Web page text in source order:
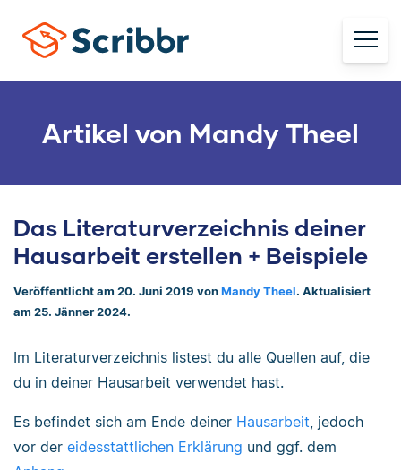
Artikel von Mandy Theel
Das Literaturverzeichnis deiner
Hausarbeit erstellen + Beispiele
Veröffentlicht am 20. Juni 2019 von Mandy Theel. Aktualisiert
am 25. Jänner 2024.
Im Literaturverzeichnis listest du alle Quellen auf, die
du in deiner Hausarbeit verwendet hast.
Es befindet sich am Ende deiner Hausarbeit, jedoch
vor der eidesstattlichen Erklärung und ggf. dem